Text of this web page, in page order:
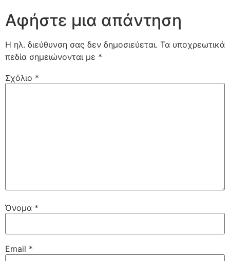
Αφήστε μια απάντηση
Η ηλ. διεύθυνση σας δεν δημοσιεύεται. Τα υποχρεωτικά
πεδία σημειώνονται με *
Σχόλιο *
Όνομα *
Email *